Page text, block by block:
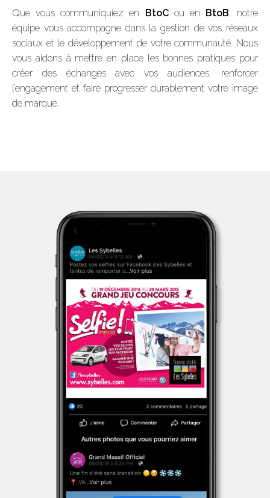
Que vous communiquiez en BtoCou en BtoB, notre
équipe vous accompagne dans la gestion de vos réseaux
sociaux et le développement de votre communauté. Nous
vous aidons à mettre en place les bonnes pratiques pour
créer des échanges avec vos audiences, renforcer
l’engagement et faire progresser durablement votre image
de marque.